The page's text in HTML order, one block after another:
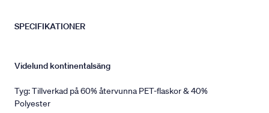
SPECIFIKATIONER
Videlund kontinentalsäng
Tyg: Tillverkad på 60% återvunna PET-flaskor & 40%
Polyester